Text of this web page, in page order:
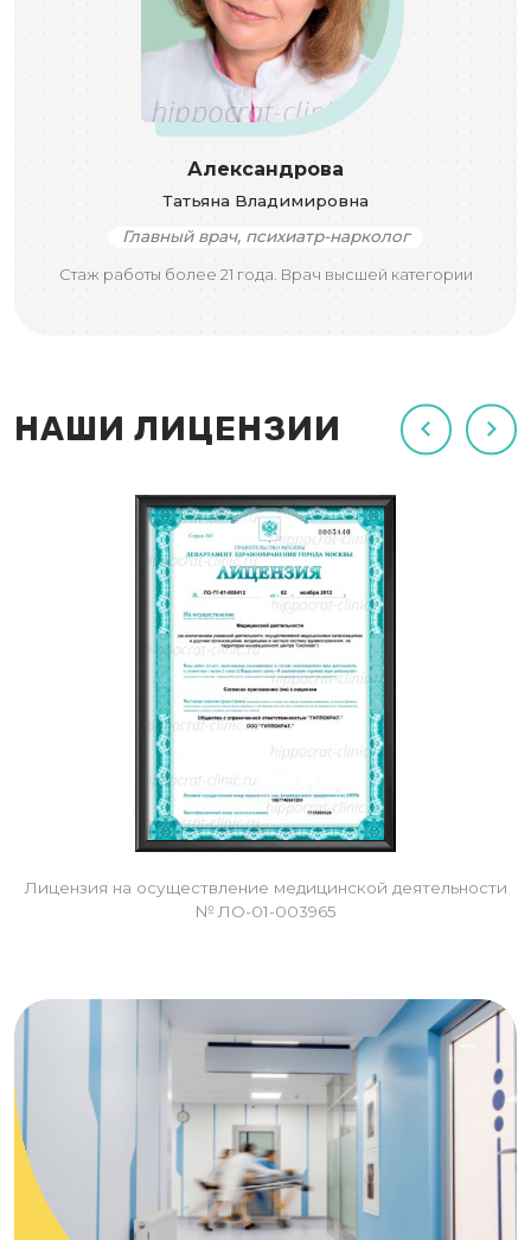
Александрова
Татьяна Владимировна
Главный врач, психиатр-нарколог
Стаж работы более 21 года. Врач высшей категории
НАШИ ЛИЦЕНЗИИ
Лицензия на осуществление медицинской деятельности
№ ЛО-01-003965